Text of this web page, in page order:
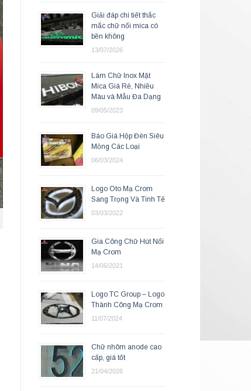
Giải đáp chi tiết thắc
mắc chữ nổi mica có
bền không
13/07/2026
Làm Chữ Inox Mặt
Mica Giá Rẻ, Nhiều
Màu và Mẫu Đa Dạng
09/05/2023
Báo Giá Hộp Đèn Siêu
Mỏng Các Loại
06/03/2024
Logo Oto Mạ Crom
Sang Trọng Và Tinh Tế
03/03/2022
Gia Công Chữ Hút Nổi
Mạ Crom
14/06/2021
Logo TC Group – Logo
Thành Công Mạ Crom
11/07/2024
Chữ nhôm anode cao
cấp, giá tốt
21/04/2026